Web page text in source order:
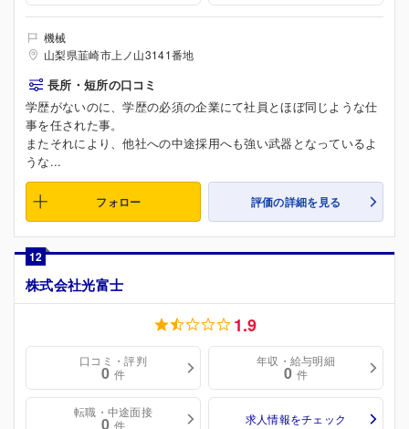
機械
山梨県韮崎市上ノ山3141番地
長所・短所の口コミ
学歴がないのに、学歴の必須の企業にて社員とほぼ同じような仕
事を任された事。
またそれにより、他社への中途採用へも強い武器となっているよ
うな...
フォロー 評価の詳細を見る
12
株式会社光富士
1.9
口コミ・評判
0 件
年収・給与明細
0 件
転職・中途面接
0 件 求人情報をチェック